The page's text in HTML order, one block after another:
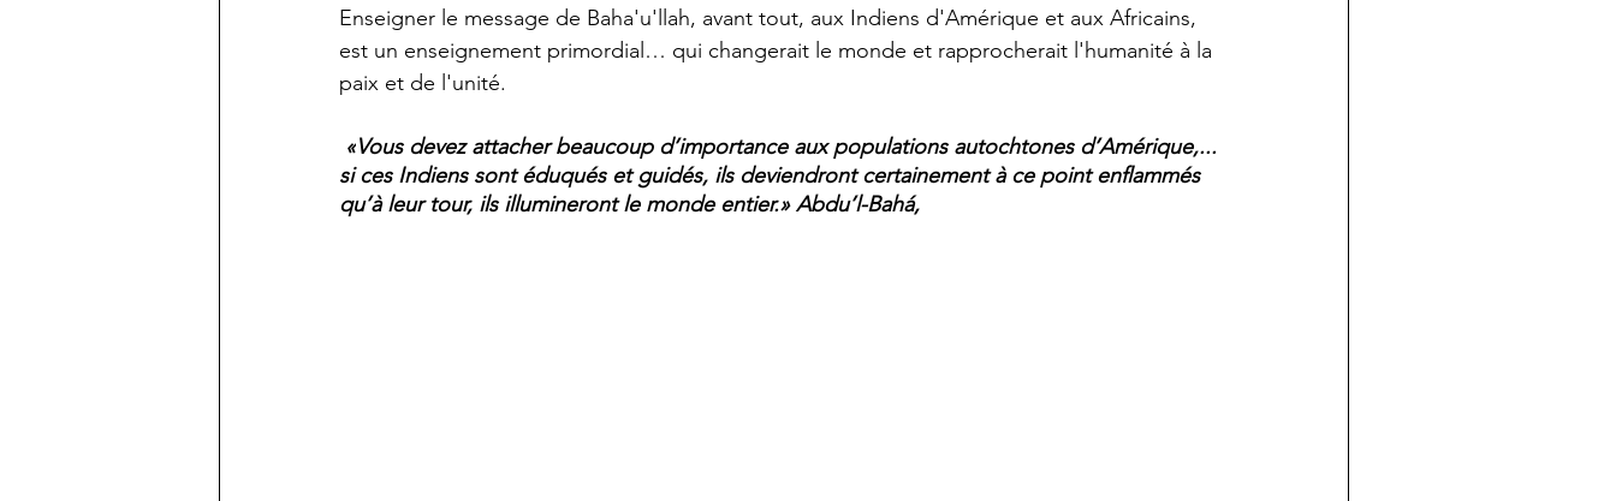
Enseigner le message de Baha'u'llah, avant tout, aux Indiens d'Amérique et aux Africains,
est un enseignement primordial… qui changerait le monde et rapprocherait l'humanité à la
paix et de l'unité.
«Vous devez attacher beaucoup d’importance aux populations autochtones d’Amérique,...
si ces Indiens sont éduqués et guidés, ils deviendront certainement à ce point enflammés
qu’à leur tour, ils illumineront le monde entier.» Abdu’l-Bahá,